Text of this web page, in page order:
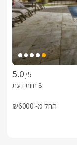
/5
החל מ- ₪6000